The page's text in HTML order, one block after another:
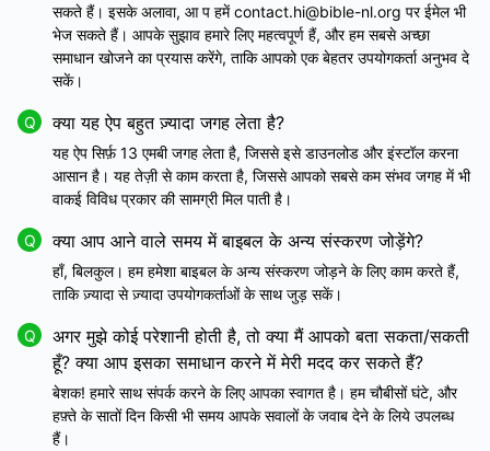
सकते हैं। इसके अलावा, आ प हमें contact.hi@bible-nl.org पर ईमेल भी
भेज सकते हैं। आपके सुझाव हमारे लिए महत्वपूर्ण हैं, और हम सबसे अच्छा
समाधान खोजने का प्रयास करेंगे, ताकि आपको एक बेहतर उपयोगकर्ता अनुभव दे
सकें।
Q क्या यह ऐप बहुत ज़्यादा जगह लेता है?
यह ऐप सिर्फ़ 13 एमबी जगह लेता है, जिससे इसे डाउनलोड और इंस्टॉल करना
आसान है। यह तेज़ी से काम करता है, जिससे आपको सबसे कम संभव जगह में भी
वाकई विविध प्रकार की सामग्री मिल पाती है।
Q क्या आप आने वाले समय में बाइबल के अन्य संस्करण जोड़ेंगे?
हाँ, बिलकुल। हम हमेशा बाइबल के अन्य संस्करण जोड़ने के लिए काम करते हैं,
ताकि ज़्यादा से ज़्यादा उपयोगकर्ताओं के साथ जुड़ सकें।
Q
अगर मुझे कोई परेशानी होती है, तो क्या मैं आपको बता सकता/सकती
हूँ? क्या आप इसका समाधान करने में मेरी मदद कर सकते हैं?
बेशक! हमारे साथ संपर्क करने के लिए आपका स्वागत है। हम चौबीसों घंटे, और
हफ़्ते के सातों दिन किसी भी समय आपके सवालों के जवाब देने के लिये उपलब्ध
हैं।